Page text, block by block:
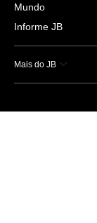
Mundo
Informe JB
Mais do JB
Esportes